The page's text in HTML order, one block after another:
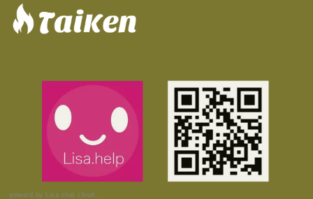
powerd by Lisa chat cloud.